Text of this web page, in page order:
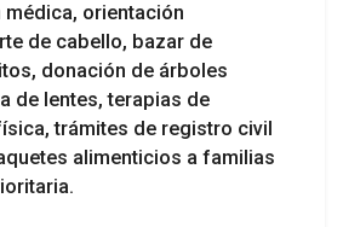
orientación
de cabello, bazar de
donación de árboles
de lentes, terapias de
trámites de registro civil
alimenticios a familias